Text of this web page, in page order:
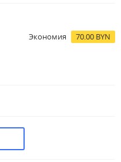
Экономия 70.00 BYN